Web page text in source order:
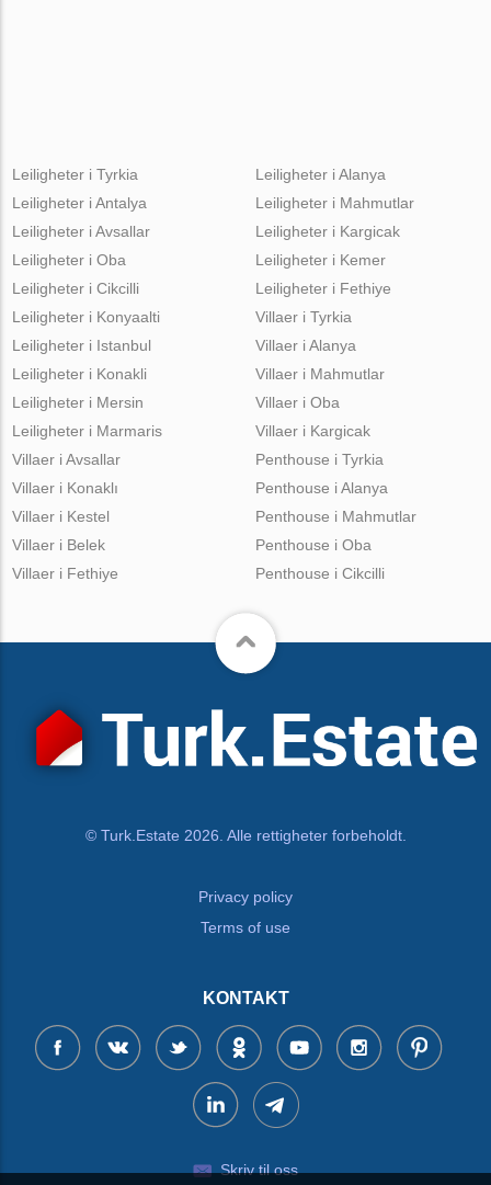
Leiligheter i Tyrkia
Leiligheter i Antalya
Leiligheter i Avsallar
Leiligheter i Oba
Leiligheter i Cikcilli
Leiligheter i Alanya
Leiligheter i Mahmutlar
Leiligheter i Kargicak
Leiligheter i Kemer
Leiligheter i Fethiye
Leiligheter i Konyaalti
Leiligheter i Istanbul
Leiligheter i Konakli
Leiligheter i Mersin
Leiligheter i Marmaris
Villaer i Tyrkia
Villaer i Alanya
Villaer i Mahmutlar
Villaer i Oba
Villaer i Kargicak
Villaer i Avsallar
Villaer i Konaklı
Villaer i Kestel
Villaer i Belek
Villaer i Fethiye
Penthouse i Tyrkia
Penthouse i Alanya
Penthouse i Mahmutlar
Penthouse i Oba
Penthouse i Cikcilli
© Turk.Estate 2026. Alle rettigheter forbeholdt.
Privacy policy
Terms of use
KONTAKT
Skriv til oss